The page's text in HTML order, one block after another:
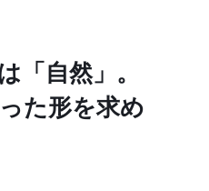
「自然」。
た形を求め